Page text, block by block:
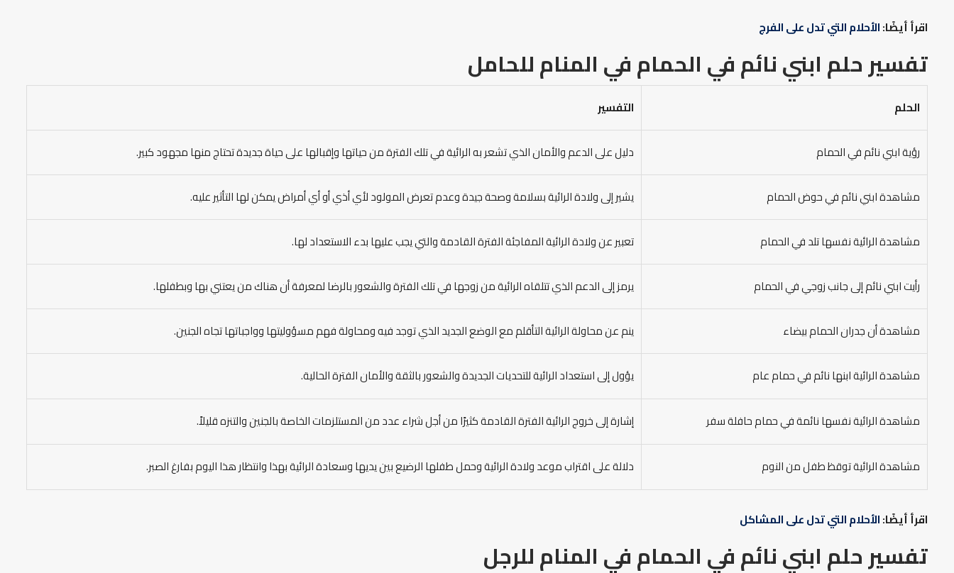
اقرأ أيضًا:الأحلام التي تدل على الفرج
تفسير حلم ابني نائم في الحمام في المنام للحامل
الحلم التفسير
رؤية ابني نائم في الحمام دليل على الدعم والأمان الذي تشعر به الرائية في تلك الفترة من حياتها وإقبالها على حياة جديدة تحتاج منها مجهود كبير.
مشاهدة ابني نائم في حوض الحمام يشير إلى ولادة الرائية بسلامة وصحة جيدة وعدم تعرض المولود لأي أذي أو أي أمراض يمكن لها التأثير عليه.
مشاهدة الرائية نفسها تلد في الحمام تعبير عن ولادة الرائية المفاجئة الفترة القادمة والتي يجب عليها بدء الاستعداد لها.
رأيت ابني نائم إلى جانب زوجي في الحمام يرمز إلى الدعم الذي تتلقاه الرائية من زوجها في تلك الفترة والشعور بالرضا لمعرفة أن هناك من يعتني بها وبطفلها.
مشاهدة أن جدران الحمام بيضاء ينم عن محاولة الرائية التأقلم مع الوضع الجديد الذي توجد فيه ومحاولة فهم مسؤوليتها وواجباتها تجاه الجنين.
مشاهدة الرائية ابنها نائم في حمام عام يؤول إلى استعداد الرائية للتحديات الجديدة والشعور بالثقة والأمان الفترة الحالية.
مشاهدة الرائية نفسها نائمة في حمام حافلة سفر إشارة إلى خروج الرائية الفترة القادمة كثيرًا من أجل شراء عدد من المستلزمات الخاصة بالجنين والتنزه قليلاً.
مشاهدة الرائية توقظ طفل من النوم دلالة على اقتراب موعد ولادة الرائية وحمل طفلها الرضيع بين يديها وسعادة الرائية بهذا وانتظار هذا اليوم بفارغ الصبر.
اقرأ أيضًا:الأحلام التي تدل على المشاكل
تفسير حلم ابني نائم في الحمام في المنام للرجل